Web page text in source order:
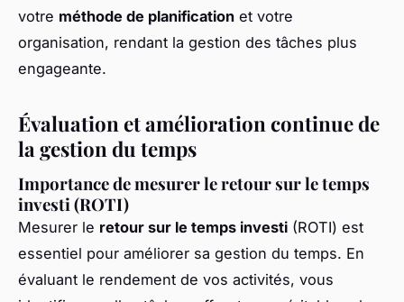
votre méthode de planification et votre
organisation, rendant la gestion des tâches plus
engageante.
Évaluation et amélioration continue de
la gestion du temps
Importance de mesurer le retour sur le temps
investi (ROTI)
Mesurer le retour sur le temps investi (ROTI) est
essentiel pour améliorer sa gestion du temps. En
évaluant le rendement de vos activités, vous